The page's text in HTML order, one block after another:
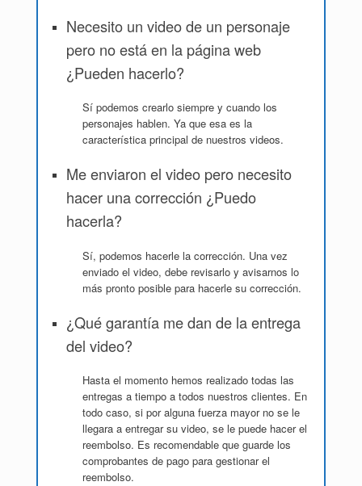
Necesito un video de un personaje
pero no está en la página web
¿Pueden hacerlo?
Sí podemos crearlo siempre y cuando los
personajes hablen. Ya que esa es la
característica principal de nuestros videos.
Me enviaron el video pero necesito
hacer una corrección ¿Puedo
hacerla?
Sí, podemos hacerle la corrección. Una vez
enviado el video, debe revisarlo y avisarnos lo
más pronto posible para hacerle su corrección.
¿Qué garantía me dan de la entrega
del video?
Hasta el momento hemos realizado todas las
entregas a tiempo a todos nuestros clientes. En
todo caso, si por alguna fuerza mayor no se le
llegara a entregar su video, se le puede hacer el
reembolso. Es recomendable que guarde los
comprobantes de pago para gestionar el
reembolso.